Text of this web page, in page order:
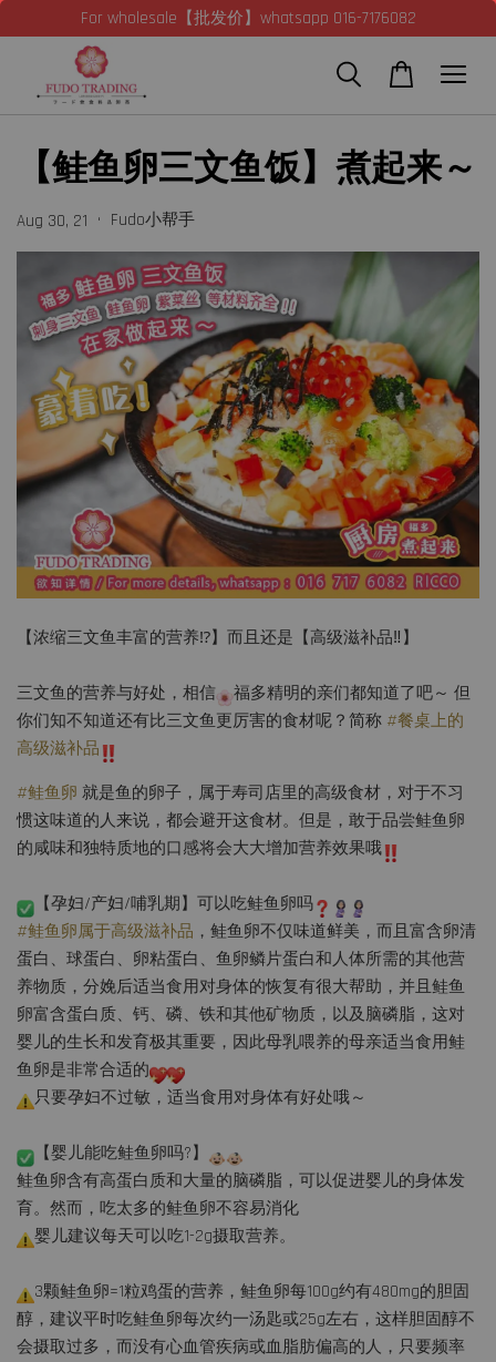
For wholesale【批发价】whatsapp 016-7176082
【鲑鱼卵三文鱼饭】煮起来～
Aug 30, 21 • Fudo小帮手
【浓缩三文鱼丰富的营养⁉️】而且还是【高级滋补品‼️】
三文鱼的营养与好处，相信
福多精明的亲们都知道了吧～ 但
你们知不知道还有比三文鱼更厉害的食材呢？简称 #餐桌上的
高级滋补品
#鲑鱼卵 就是鱼的卵子，属于寿司店里的高级食材，对于不习
惯这味道的人来说，都会避开这食材。但是，敢于品尝鲑鱼卵
的咸味和独特质地的口感将会大大增加营养效果哦
【孕妇/产妇/哺乳期】可以吃鲑鱼卵吗
#鲑鱼卵属于高级滋补品 ，鲑鱼卵不仅味道鲜美，而且富含卵清
蛋白、球蛋白、卵粘蛋白、鱼卵鳞片蛋白和人体所需的其他营
养物质，分娩后适当食用对身体的恢复有很大帮助，并且鲑鱼
卵富含蛋白质、钙、磷、铁和其他矿物质，以及脑磷脂，这对
婴儿的生长和发育极其重要，因此母乳喂养的母亲适当食用鲑
鱼卵是非常合适的
只要孕妇不过敏，适当食用对身体有好处哦～
【婴儿能吃鲑鱼卵吗?】
鲑鱼卵含有高蛋白质和大量的脑磷脂，可以促进婴儿的身体发
育。然而，吃太多的鲑鱼卵不容易消化
婴儿建议每天可以吃1-2g摄取营养。
3颗鲑鱼卵=1粒鸡蛋的营养，鲑鱼卵每100g约有480mg的胆固
醇，建议平时吃鲑鱼卵每次约一汤匙或25g左右，这样胆固醇不
会摄取过多，而没有心血管疾病或血脂肪偏高的人，只要频率